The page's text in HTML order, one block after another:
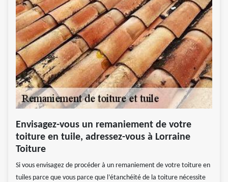
Envisagez-vous un remaniement de votre
toiture en tuile, adressez-vous à Lorraine
Toiture
Si vous envisagez de procéder à un remaniement de votre toiture en
tuiles parce que vous parce que l’étanchéité de la toiture nécessite